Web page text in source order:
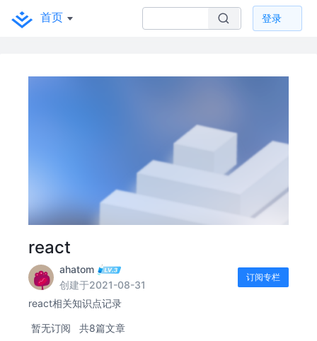
首页 登录
react
ahatom
创建于2021-08-31
订阅专栏
react相关知识点记录
暂无订阅 共8篇文章